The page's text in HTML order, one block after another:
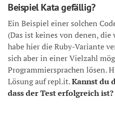
Beispiel Kata gefällig?
Ein Beispiel einer solchen
(Das ist keines von denen,
habe hier die Ruby-Variante
sich aber in einer Vielzahl
Programmiersprachen lösen.
Lösung auf repl.it.Kannst du
dass der Test erfolgreich ist?